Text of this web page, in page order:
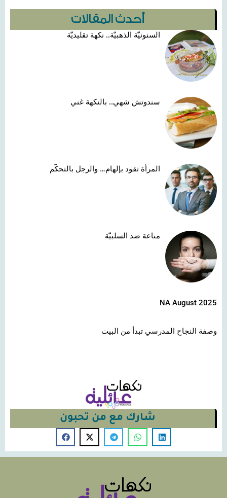
أحدث المقالات
السنونيّة الذهبيّة.. نكهة تقليديّة
سندوتش شهي.. بالنكهة غني
المرأة تقود بإلهام… والرجل بالتحكّم
مناعة ضد السلبيّة
NA August 2025
وصفة النجاح المدرسي تبدأ من البيت
شارك مع من تحبون